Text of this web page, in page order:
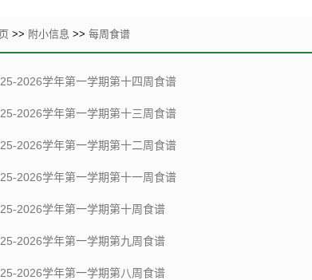
>> 附小信息 >>每周食谱
2026学年第一学期第十四周食谱
2026学年第一学期第十三周食谱
2026学年第一学期第十二周食谱
2026学年第一学期第十一周食谱
2026学年第一学期第十周食谱
2026学年第一学期第九周食谱
2026学年第一学期第八周食谱